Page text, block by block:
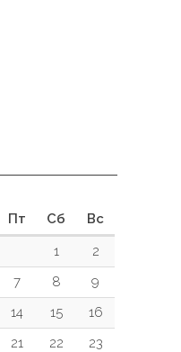
Пт Сб Вс
1
2
7 8
9
14 15
16
21 22
23